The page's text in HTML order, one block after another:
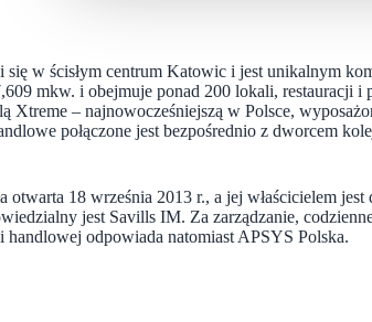
się w ścisłym centrum Katowic i jest unikalnym
mkw. i obejmuje ponad 200 lokali, restauracji
Xtreme – najnowocześniejszą w Polsce,
połączone jest bezpośrednio z dworcem
otwarta 18 września 2013 r., a jej właścicielem
jest Savills IM. Za zarządzanie,
odpowiada natomiast APSYS Polska.